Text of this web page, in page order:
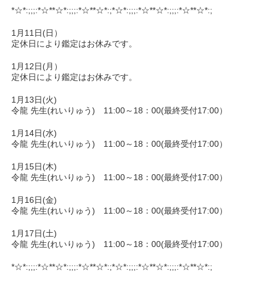
*☆*:;;;:*☆**☆*:;;;:*☆**☆*:;*☆*:;;;:*☆**☆*:;;;:*☆**☆*:;
1月11日(日）
定休日により鑑定はお休みです。
1月12日(月）
定休日により鑑定はお休みです。
1月13日(火)
令龍 先生(れいりゅう) 11:00～18：00(最終受付17:00）
1月14日(水)
令龍 先生(れいりゅう) 11:00～18：00(最終受付17:00）
1月15日(木)
令龍 先生(れいりゅう) 11:00～18：00(最終受付17:00）
1月16日(金)
令龍 先生(れいりゅう) 11:00～18：00(最終受付17:00）
1月17日(土)
令龍 先生(れいりゅう) 11:00～18：00(最終受付17:00）
*☆*:;;;:*☆**☆*:;;;:*☆**☆*:;*☆*:;;;:*☆**☆*:;;;:*☆**☆*:;